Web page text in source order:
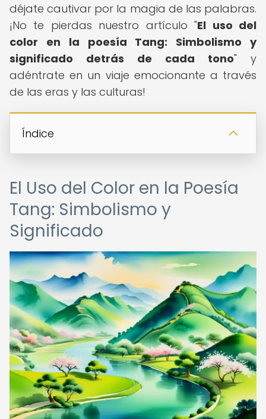
déjate cautivar por la magia de las palabras.
¡No te pierdas nuestro artículo "El uso del
color en la poesía Tang: Simbolismo y
significado detrás de cada tono" y
adéntrate en un viaje emocionante a través
de las eras y las culturas!
Índice
El Uso del Color en la Poesía
Tang: Simbolismo y
Significado